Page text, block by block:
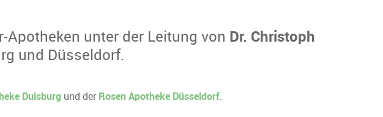
Apotheken unter der Leitung von Dr. Christoph
und Düsseldorf.
Duisburg und der Rosen Apotheke Düsseldorf.